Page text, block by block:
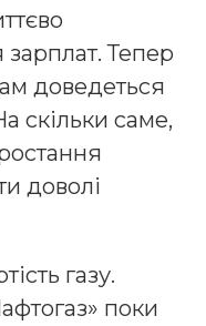
зарплат. Тепер
доведеться
скільки саме,
доволі
газу.
поки